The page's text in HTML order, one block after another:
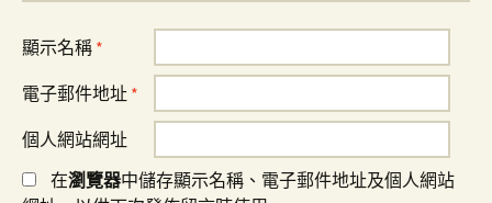
顯示名稱 *
電子郵件地址 *
個人網站網址
在瀏覽器中儲存顯示名稱、電子郵件地址及個人網站